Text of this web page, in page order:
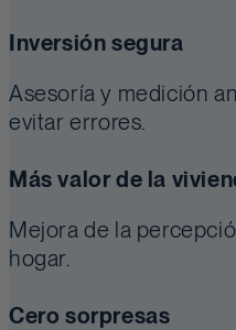
Inversión segura
Asesoría y medición
evitar errores.
Más valor de la
Mejora de la
hogar.
Cero sorpresas